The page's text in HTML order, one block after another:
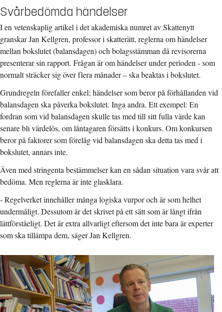
Svårbedömda händelser
I en vetenskaplig artikel i det akademiska numret av Skattenytt
granskar Jan Kellgren, professor i skatterätt, reglerna om händelser
mellan bokslutet (balansdagen) och bolagsstämman då revisorerna
presenterar sin rapport. Frågan är om händelser under perioden - som
normalt sträcker sig över flera månader – ska beaktas i bokslutet.
Grundregeln förefaller enkel; händelser som beror på förhållanden vid
balansdagen ska påverka bokslutet. Inga andra. Ett exempel: En
fordran som vid balansdagen skulle tas med till sitt fulla värde kan
senare bli värdelös, om låntagaren försätts i konkurs. Om konkursen
beror på faktorer som förelåg vid balansdagen ska detta tas med i
bokslutet, annars inte.
Även med stringenta bestämmelser kan en sådan situation vara svår att
bedöma. Men reglerna är inte glasklara.
- Regelverket innehåller många logiska vurpor och är som helhet
undermåligt. Dessutom är det skrivet på ett sätt som är långt ifrån
lättförståeligt. Det är extra allvarligt eftersom det inte bara är experter
som ska tillämpa dem, säger Jan Kellgren.